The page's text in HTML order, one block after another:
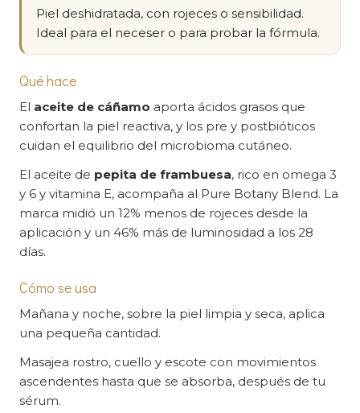
Piel deshidratada, con rojeces o sensibilidad.
Ideal para el neceser o para probar la fórmula.
Qué hace
El aceite de cáñamo aporta ácidos grasos que
confortan la piel reactiva, y los pre y postbióticos
cuidan el equilibrio del microbioma cutáneo.
El aceite de pepita de frambuesa, rico en omega 3
y 6 y vitamina E, acompaña al Pure Botany Blend. La
marca midió un 12% menos de rojeces desde la
aplicación y un 46% más de luminosidad a los 28
días.
Cómo se usa
Mañana y noche, sobre la piel limpia y seca, aplica
una pequeña cantidad.
Masajea rostro, cuello y escote con movimientos
ascendentes hasta que se absorba, después de tu
sérum.